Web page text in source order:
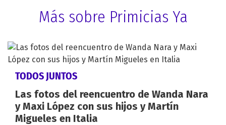
Más sobre Primicias Ya
TODOS JUNTOS
Las fotos del reencuentro de Wanda Nara
y Maxi López con sus hijos y Martín
Migueles en Italia